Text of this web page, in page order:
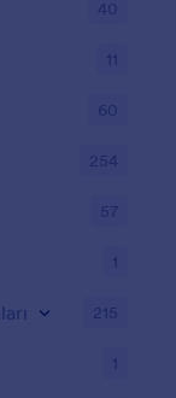
40
11
60
254
57
1
215
1